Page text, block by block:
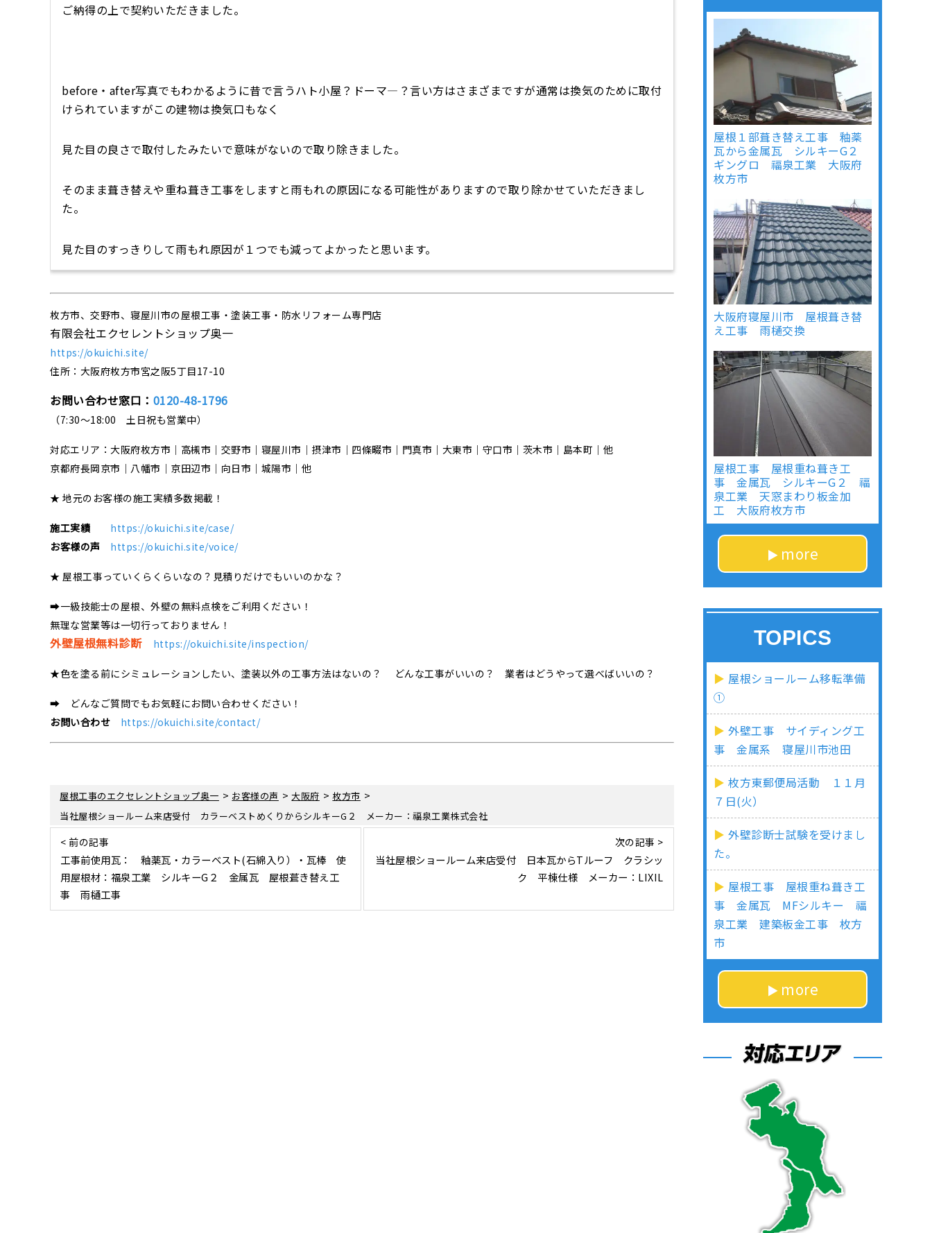
ご納得の上で契約いただきました。
before・after写真でもわかるように昔で言うハト小屋？ドーマ―？言い方はさまざまですが通常は換気のために取付
けられていますがこの建物は換気口もなく
見た目の良さで取付したみたいで意味がないので取り除きました。
そのまま葺き替えや重ね葺き工事をしますと雨もれの原因になる可能性がありますので取り除かせていただきまし
た。
見た目のすっきりして雨もれ原因が１つでも減ってよかったと思います。
枚方市、交野市、寝屋川市の屋根工事・塗装工事・防水リフォーム専門店
有限会社エクセレントショップ奥一
https://okuichi.site/
住所：大阪府枚方市宮之阪5丁目17-10
お問い合わせ窓口： 0120-48-1796
（7:30～18:00 土日祝も営業中）
対応エリア：大阪府枚方市｜高槻市｜交野市｜寝屋川市｜摂津市｜四條畷市｜門真市｜大東市｜守口市｜茨木市｜島本町｜他
京都府長岡京市｜八幡市｜京田辺市｜向日市｜城陽市｜他
★ 地元のお客様の施工実績多数掲載！
施工実績
https://okuichi.site/case/
お客様の声
https://okuichi.site/voice/
★ 屋根工事っていくらくらいなの？見積りだけでもいいのかな？
➡一級技能士の屋根、外壁の無料点検をご利用ください！
無理な営業等は一切行っておりません！
外壁屋根無料診断 https://okuichi.site/inspection/
★色を塗る前にシミュレーションしたい、塗装以外の工事方法はないの？ どんな工事がいいの？ 業者はどうやって選べばいいの？
➡ どんなご質問でもお気軽にお問い合わせください！
お問い合わせ
https://okuichi.site/contact/
屋根工事のエクセレントショップ奥一 > お客様の声 >大阪府 >枚方市 >
当社屋根ショールーム来店受付 カラーベストめくりからシルキーG２ メーカー：福泉工業株式会社
< 前の記事
工事前使用瓦： 釉薬瓦・カラーベスト(石綿入り）・瓦棒 使
用屋根材：福泉工業 シルキーG２ 金属瓦 屋根葺き替え工
事 雨樋工事
次の記事 >
当社屋根ショールーム来店受付 日本瓦からTルーフ クラシッ
ク 平棟仕様 メーカー：LIXIL
屋根１部葺き替え工事 釉薬
瓦から金属瓦 シルキーG２
ギングロ 福泉工業 大阪府
枚方市
大阪府寝屋川市 屋根葺き替
え工事 雨樋交換
屋根工事 屋根重ね葺き工
事 金属瓦 シルキーG２ 福
泉工業 天窓まわり板金加
工 大阪府枚方市
more
TOPICS
屋根ショールーム移転準備
①
外壁工事 サイディング工
事 金属系 寝屋川市池田
枚方東郵便局活動 １１月
７日(火）
外壁診断士試験を受けまし
た。
屋根工事 屋根重ね葺き工
事 金属瓦 MFシルキー 福
泉工業 建築板金工事 枚方
市
more